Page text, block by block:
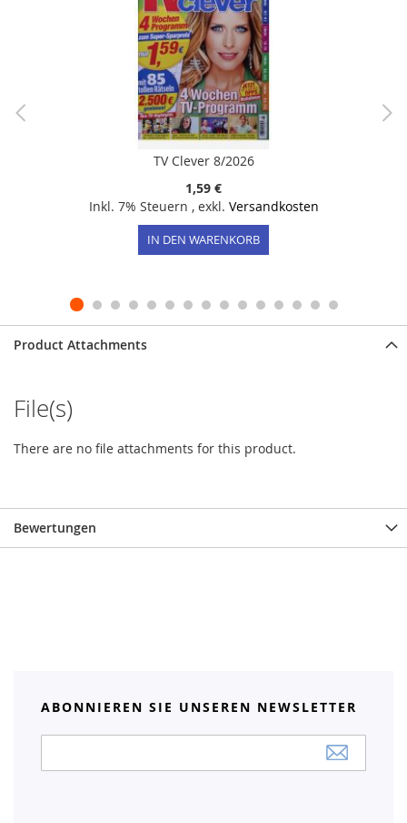
TV Clever 8/2026
1,59 €
Inkl. 7% Steuern , exkl. Versandkosten
IN DEN WARENKORB
Product Attachments
File(s)
There are no file attachments for this product.
Bewertungen
ABONNIEREN SIE UNSEREN NEWSLETTER
Newsletter: